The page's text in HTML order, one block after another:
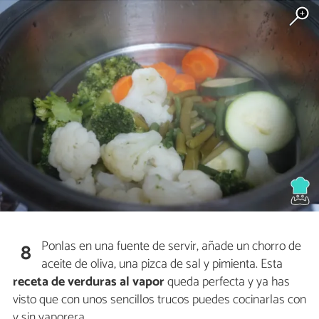
8 Ponlas en una fuente de servir, añade un chorro de
aceite de oliva, una pizca de sal y pimienta. Esta
receta de verduras al vaporqueda perfecta y ya has
visto que con unos sencillos trucos puedes cocinarlas con